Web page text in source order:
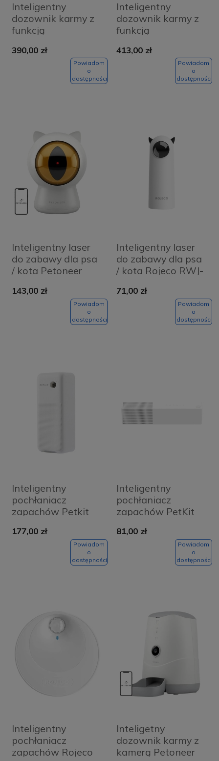
Inteligentny
dozownik karmy z
funkcją
kota CatLink F04
390,00 zł
Powiadom
o
dostępności
Inteligentny
dozownik karmy z
funkcją
kota Fresh 2
CatLink F04 PRO
413,00 zł
Powiadom
o
dostępności
Inteligentny laser
do zabawy dla psa
/ kota Petoneer
143,00 zł
Powiadom
o
dostępności
Inteligentny laser
do zabawy dla psa
/ kota Rojeco RWJ-
71,00 zł
Powiadom
o
dostępności
Inteligentny
pochłaniacz
zapachów Petkit
177,00 zł
Powiadom
o
dostępności
Inteligentny
pochłaniacz
zapachów PetKit
81,00 zł
Powiadom
o
dostępności
Inteligentny
pochłaniacz
zapachów Rojeco
Inteligetny
dozownik karmy z
kamerą Petoneer